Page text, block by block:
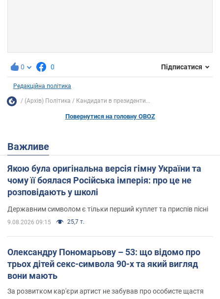
0 0 Підписатися
Редакційна політика
(Архів) Політика Кандидати в президенти...
Повернутися на головну OBOZ
Важливе
Якою була оригінальна версія гімну України та
чому її боялася Російська імперія: про це не
розповідають у школі
Державним символом є тільки перший куплет та приспів пісні
9.08.2026 09:15 25,7 т.
Олександру Пономарьову – 53: що відомо про
трьох дітей секс-символа 90-х та який вигляд
вони мають
За розвитком кар'єри артист не забував про особисте щастя